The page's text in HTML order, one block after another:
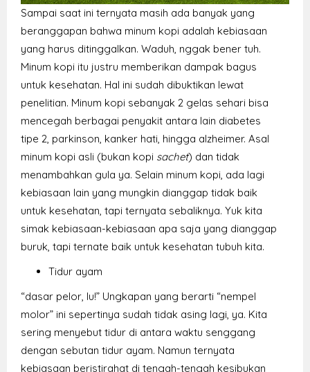
Sampai saat ini ternyata masih ada banyak yang
beranggapan bahwa minum kopi adalah kebiasaan
yang harus ditinggalkan. Waduh, nggak bener tuh.
Minum kopi itu justru memberikan dampak bagus
untuk kesehatan. Hal ini sudah dibuktikan lewat
penelitian. Minum kopi sebanyak 2 gelas sehari bisa
mencegah berbagai penyakit antara lain diabetes
tipe 2, parkinson, kanker hati, hingga alzheimer. Asal
minum kopi asli (bukan kopi sachet) dan tidak
menambahkan gula ya. Selain minum kopi, ada lagi
kebiasaan lain yang mungkin dianggap tidak baik
untuk kesehatan, tapi ternyata sebaliknya. Yuk kita
simak kebiasaan-kebiasaan apa saja yang dianggap
buruk, tapi ternate baik untuk kesehatan tubuh kita.
Tidur ayam
“dasar pelor, lu!” Ungkapan yang berarti “nempel
molor” ini sepertinya sudah tidak asing lagi, ya. Kita
sering menyebut tidur di antara waktu senggang
dengan sebutan tidur ayam. Namun ternyata
kebiasaan beristirahat di tengah-tengah kesibukan